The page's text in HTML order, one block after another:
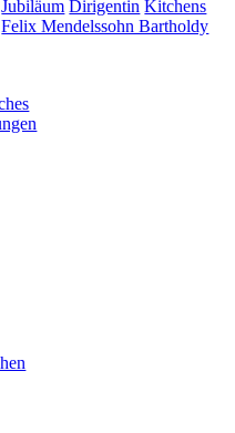
Jubiläum Dirigentin Kitchens
Felix Mendelssohn Bartholdy